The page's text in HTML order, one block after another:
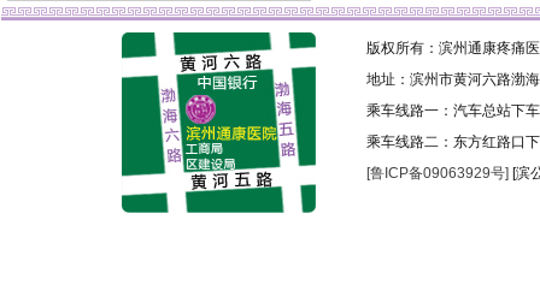
版权所有：滨州通康疼痛
地址：滨州市黄河六路渤
乘车线路一：汽车总站下
乘车线路二：东方红路口
[鲁ICP备09063929号] [滨